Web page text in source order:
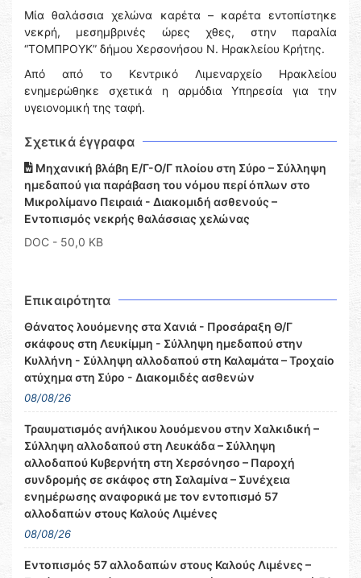
Μία θαλάσσια χελώνα καρέτα – καρέτα εντοπίστηκε
νεκρή, μεσημβρινές ώρες χθες, στην παραλία
“ΤΟΜΠΡΟΥΚ” δήμου Χερσονήσου Ν. Ηρακλείου Κρήτης.
Από από το Κεντρικό Λιμεναρχείο Ηρακλείου
ενημερώθηκε σχετικά η αρμόδια Υπηρεσία για την
υγειονομική της ταφή.
Σχετικά έγγραφα
Μηχανική βλάβη Ε/Γ-Ο/Γ πλοίου στη Σύρο – Σύλληψη
ημεδαπού για παράβαση του νόμου περί όπλων στο
Μικρολίμανο Πειραιά - Διακομιδή ασθενούς –
Εντοπισμός νεκρής θαλάσσιας χελώνας
DOC - 50,0 KB
Επικαιρότητα
Θάνατος λουόμενης στα Χανιά - Προσάραξη Θ/Γ
σκάφους στη Λευκίμμη - Σύλληψη ημεδαπού στην
Κυλλήνη - Σύλληψη αλλοδαπού στη Καλαμάτα – Τροχαίο
ατύχημα στη Σύρο - Διακομιδές ασθενών
08/08/26
Τραυματισμός ανήλικου λουόμενου στην Χαλκιδική –
Σύλληψη αλλοδαπού στη Λευκάδα – Σύλληψη
αλλοδαπού Κυβερνήτη στη Χερσόνησο – Παροχή
συνδρομής σε σκάφος στη Σαλαμίνα – Συνέχεια
ενημέρωσης αναφορικά με τον εντοπισμό 57
αλλοδαπών στους Καλούς Λιμένες
08/08/26
Εντοπισμός 57 αλλοδαπών στους Καλούς Λιμένες –